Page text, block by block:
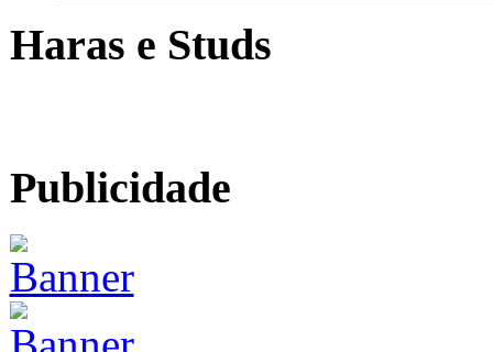
Haras e Studs
Publicidade